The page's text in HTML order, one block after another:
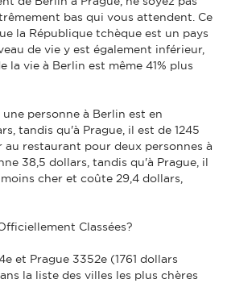
bas qui vous attendent. Ce
la République tchèque est un pays
de vie y est également inférieur,
la vie à Berlin est même 41% plus
personne à Berlin est en
tandis qu'à Prague, il est de 1245
au restaurant pour deux personnes à
38,5 dollars, tandis qu'à Prague, il
cher et coûte 29,4 dollars,
Classées?
et Prague 3352e (1761 dollars
la liste des villes les plus chères